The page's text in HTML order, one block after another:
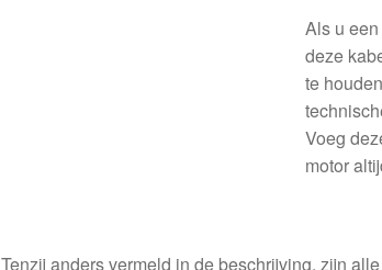
Als u
deze
te
Voeg
motor
Tenzij anders vermeld in de beschrijving, zijn